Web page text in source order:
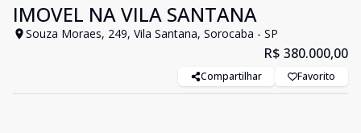
IMOVEL NA VILA SANTANA
Souza Moraes, 249, Vila Santana, Sorocaba - SP
R$ 380.000,00
Compartilhar Favorito